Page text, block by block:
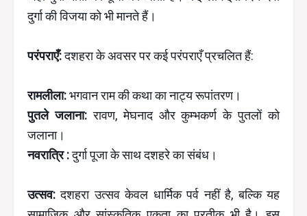
दुर्गा की विजया को भी मानते हैं।
परंपराएँ:दशहरा के अवसर पर कई परंपराएँ प्रचलित हैं:
रामलीला:भगवान राम की कथा का नाट्य रूपांतरण।
पुतले जलाना:रावण, मेघनाद और कुम्भकर्ण के पुतलों को
जलाना।
नवरात्रि :दुर्गा पूजा के साथ दशहरे का संबंध।
उत्सव:दशहरा उत्सव केवल धार्मिक पर्व नहीं है, बल्कि यह